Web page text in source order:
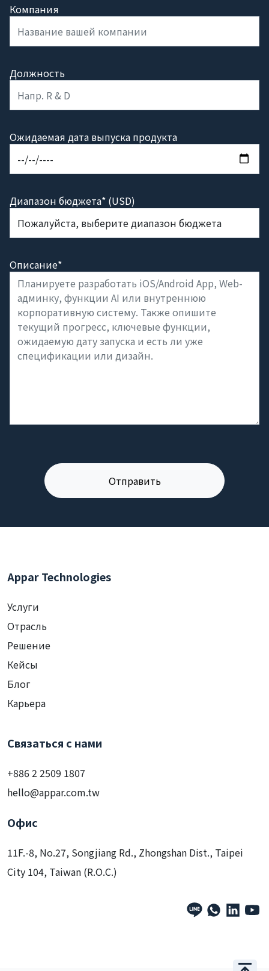
Компания
Должность
Ожидаемая дата выпуска продукта
Диапазон бюджета* (USD)
Описание*
Appar Technologies
Услуги
Отрасль
Решение
Кейсы
Блог
Карьера
Связаться с нами
+886 2 2509 1807
hello@appar.com.tw
Офис
11F.-8, No.27, Songjiang Rd., Zhongshan Dist., Taipei
City 104, Taiwan (R.O.C.)